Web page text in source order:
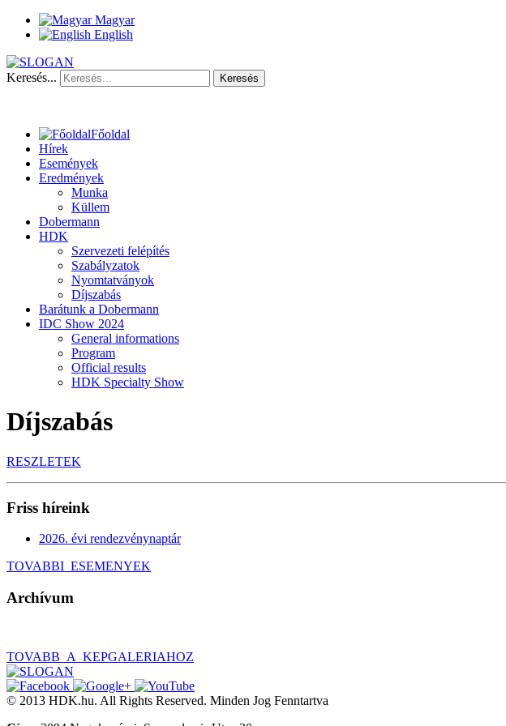
Magyar
English
Keresés... Keresés
Főoldal
Hírek
Események
Eredmények
Munka
Küllem
Dobermann
HDK
Szervezeti felépítés
Szabályzatok
Nyomtatványok
Díjszabás
Barátunk a Dobermann
IDC Show 2024
General informations
Program
Official results
HDK Specialty Show
Díjszabás
RESZLETEK
Friss híreink
2026. évi rendezvénynaptár
TOVABBI_ESEMENYEK
Archívum
TOVABB_A_KEPGALERIAHOZ
© 2013 HDK.hu. All Rights Reserved. Minden Jog Fenntartva